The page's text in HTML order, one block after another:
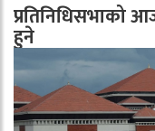
प्रतिनिधिसभाको
हुने